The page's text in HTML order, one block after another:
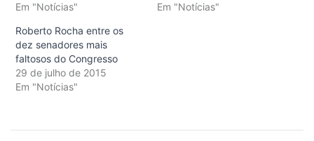
Em "Notícias"
Em "Notícias"
Roberto Rocha entre os
dez senadores mais
faltosos do Congresso
29 de julho de 2015
Em "Notícias"